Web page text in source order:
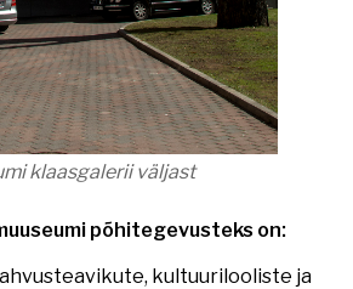
klaasgalerii väljast
põhitegevusteks on:
kultuurilooliste ja